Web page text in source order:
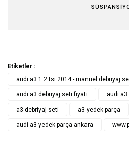
Etiketler :
audi a3 1.2 tsı 2014 - manuel debriyaj
audi a3 debriyaj seti fiyatı audi
a3 debriyaj seti a3 yedek parça
audi a3 yedek parça ankara